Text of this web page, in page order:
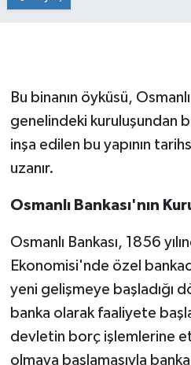
Bu binanın öyküsü,
genelindeki kuruluşundan
inşa edilen bu yapının
uzanır.
Osmanlı Bankası'nın
Osmanlı Bankası, 1856
Ekonomisi'nde özel
yeni gelişmeye başladığı
banka olarak faaliyete
devletin borç işlemlerine
olmaya başlamasıyla banka,